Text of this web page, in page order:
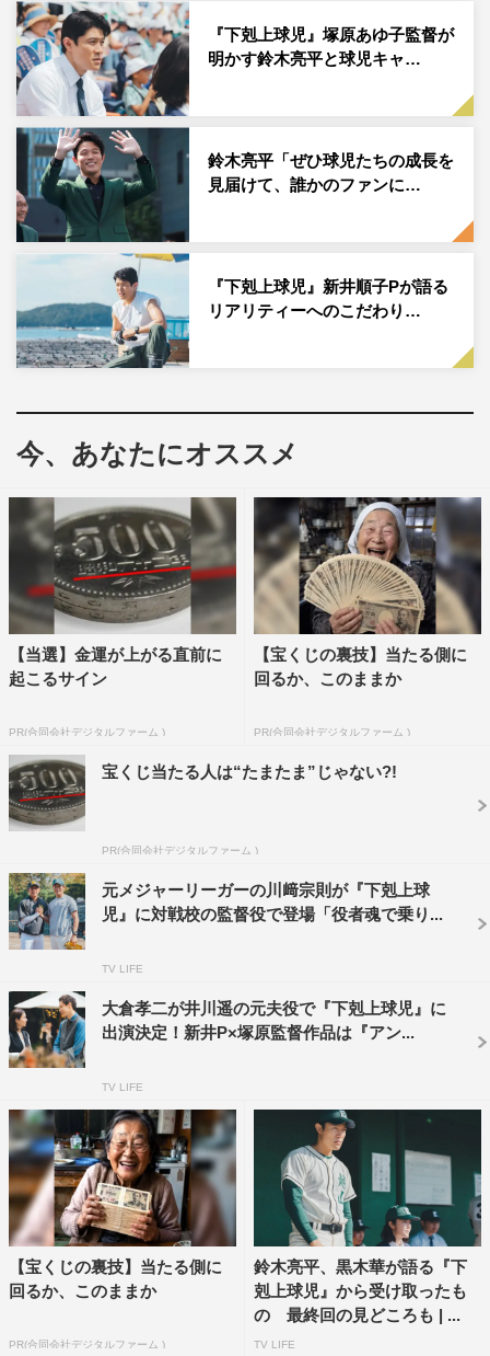
SNS上では南雲や野球部の今後の展開を案ずる声や、南雲
の罪へのさまざまな意見が飛び交い、高校野球ならではの
熱さはもちろん、登場人物たちの人間ドラマやサスペンス
要素に夢中になると多くの声が寄せられている。
そんな中、第5話に町田啓太がサプライズ出演。町田の日
曜劇場への出演は『流星ワゴン』（2015年）以来約8年ぶ
り、TBSドラマの出演は『中学聖日記』（2018年）以来5
年ぶりとなる。
町田が演じたのは、南雲が越山高校野球部を辞めた後、犬
塚（小日向文世）が連れてきた新監督の塩尻。これまで私
立の野球強豪校で3年半コーチと監督を務めてきた塩尻
ようと考え、練習に顔を出すことはなくスカウト活動に専
て…というストーリーが展開された。
町田は鈴木、黒木とはNHK連続テレビ小説『花子とア
ン』（2014年）で共演しており、今作で演じた塩尻は独
自の考えを持つ“くせ者”だったが、終始和やかに撮影が行
われた。鈴木と町田の共演シーンはなかったが、町田の最
後の撮影となった球場のシーンの空き時間には町田と鈴木
野球経験者である町田は「青春ですね!! 爽やかでやっぱり
いいなと思いました。球児役の皆さんのオーディション番
組も見せていただいていたので、“ホンモノだ！”と球児役
の子たちを見て思ったり、これから視聴者としてもどうな
っていくのか楽しみです。本当はもうちょっと優しくした
かったです！（笑）」とコメントした。
『下剋上球児』町田啓太©TBSスパークル/TBS 撮影：ENO
第6話（11月19日放送）あらすじ
『下剋上球児』塚原あゆ子監督が
明かす鈴木亮平と球児キャ…
鈴木亮平「ぜひ球児たちの成長を
見届けて、誰かのファンに…
『下剋上球児』新井順子Pが語る
リアリティーへのこだわり…
今、あなたにオススメ
【当選】金運が上がる直前に
起こるサイン
PR(合同会社デジタルファーム )
【宝くじの裏技】当たる側に
回るか、このままか
PR(合同会社デジタルファーム )
宝くじ当たる人は“たまたま”じゃない?!
PR(合同会社デジタルファーム )
元メジャーリーガーの川﨑宗則が『下剋上球
児』に対戦校の監督役で登場「役者魂で乗り...
TV LIFE
大倉孝二が井川遥の元夫役で『下剋上球児』に
出演決定！新井P×塚原監督作品は『アン...
TV LIFE
【宝くじの裏技】当たる側に
回るか、このままか
PR(合同会社デジタルファーム )
鈴木亮平、黒木華が語る『下
剋上球児』から受け取ったも
の 最終回の見どころも | ...
TV LIFE